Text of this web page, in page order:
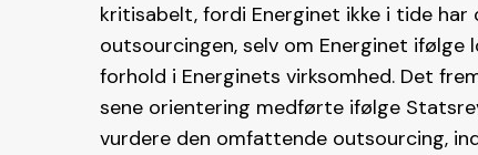
kritisabelt, fordi Energinet ikke i tide
outsourcingen, selv om Energinet
forhold i Energinets virksomhed. Det
sene orientering medførte ifølge
vurdere den omfattende outsourcing,